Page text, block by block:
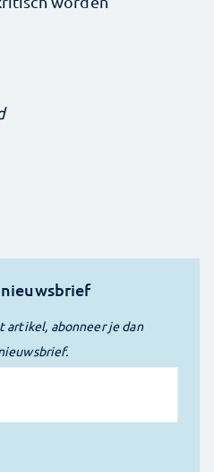
artikel, abonneer je dan